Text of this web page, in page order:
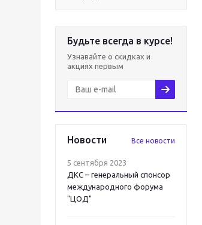
Будьте всегда в курсе!
Узнавайте о скидках и
акциях первым
Новости Все новости
5 сентября 2023
ДКС – генеральный спонсор
международного форума
"ЦОД"